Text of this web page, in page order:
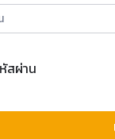
สผ่าน